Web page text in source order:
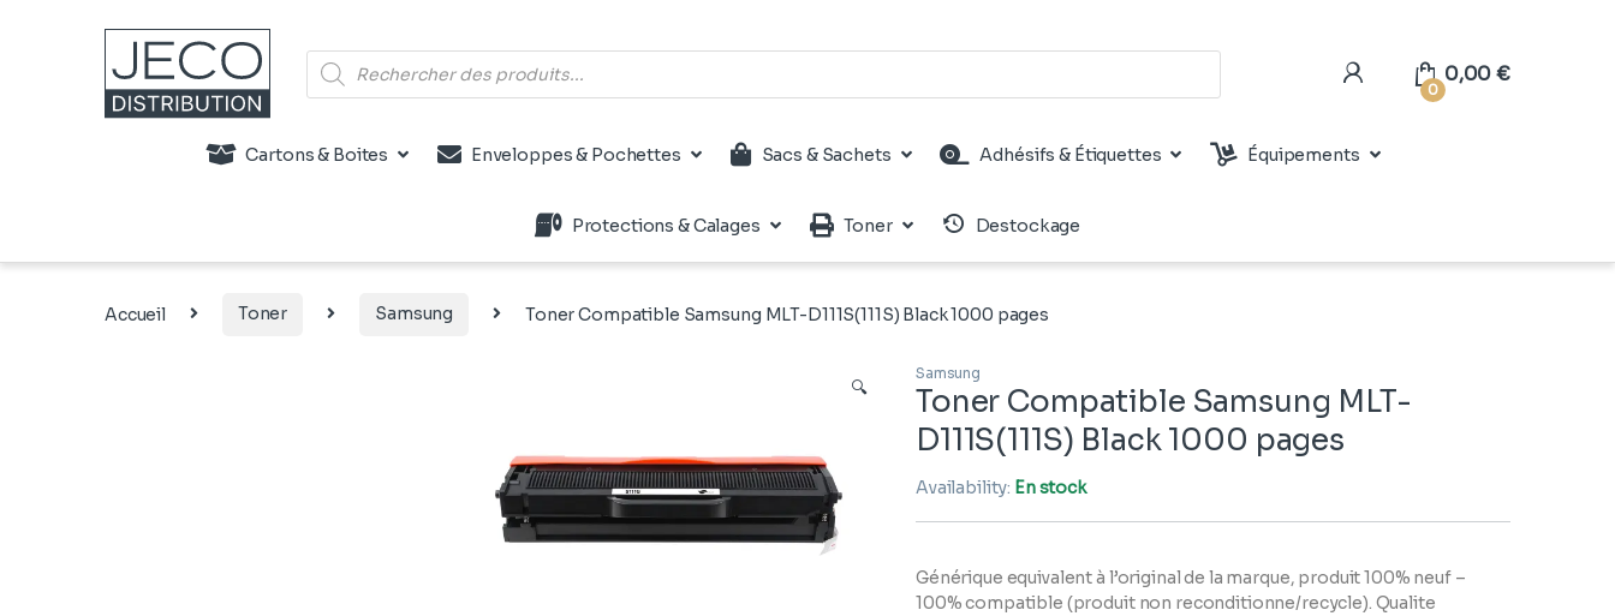
Recherche de produits
0
0,00€
Cartons & Boites Enveloppes & Pochettes Sacs & Sachets Adhésifs & Étiquettes Équipements
Protections & Calages Toner Destockage
Accueil Toner Samsung Toner Compatible Samsung MLT-D111S(111S) Black 1000 pages
🔍
Samsung
Toner Compatible Samsung MLT-
D111S(111S) Black 1000 pages
Availability: En stock
Générique equivalent à l’original de la marque, produit 100% neuf –
100% compatible (produit non reconditionne/recycle). Qualite